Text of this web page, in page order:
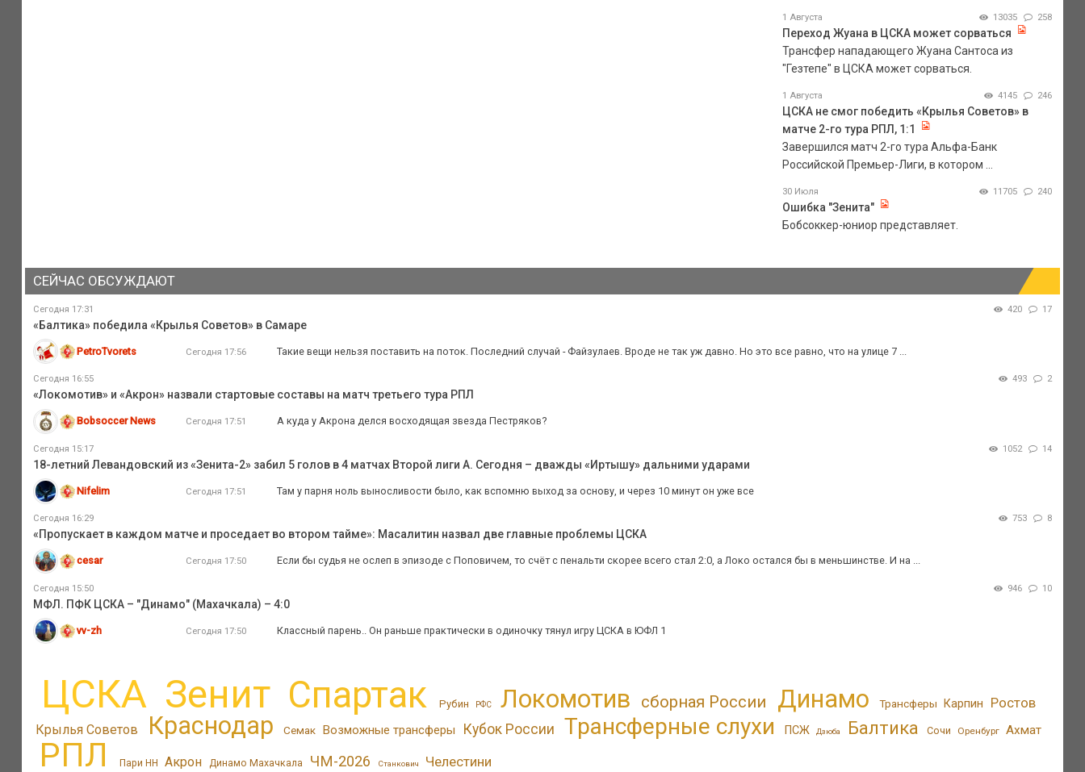
1 Августа 13035 258
Переход Жуана в ЦСКА может сорваться
Трансфер нападающего Жуана Сантоса из
"Гезтепе" в ЦСКА может сорваться.
1 Августа 4145 246
ЦСКА не смог победить «Крылья Советов» в
матче 2-го тура РПЛ, 1:1
Завершился матч 2-го тура Альфа-Банк
Российской Премьер-Лиги, в котором ...
30 Июля 11705 240
Ошибка "Зенита"
Бобсоккер-юниор представляет.
СЕЙЧАС ОБСУЖДАЮТ
Сегодня 17:31 420 17
«Балтика» победила «Крылья Советов» в Самаре
PetroTvorets Сегодня 17:56 Такие вещи нельзя поставить на поток. Последний случай - Файзулаев. Вроде не так уж давно. Но это все равно, что на улице 7 ...
Сегодня 16:55 493 2
«Локомотив» и «Акрон» назвали стартовые составы на матч третьего тура РПЛ
Bobsoccer News Сегодня 17:51 А куда у Акрона делся восходящая звезда Пестряков?
Сегодня 15:17 1052 14
18-летний Левандовский из «Зенита-2» забил 5 голов в 4 матчах Второй лиги А. Сегодня – дважды «Иртышу» дальними ударами
Nifelim Сегодня 17:51 Там у парня ноль выносливости было, как вспомню выход за основу, и через 10 минут он уже все
Сегодня 16:29 753 8
«Пропускает в каждом матче и проседает во втором тайме»: Масалитин назвал две главные проблемы ЦСКА
cesar Сегодня 17:50 Если бы судья не ослеп в эпизоде с Поповичем, то счёт с пенальти скорее всего стал 2:0, а Локо остался бы в меньшинстве. И на ...
Сегодня 15:50 946 10
МФЛ. ПФК ЦСКА – "Динамо" (Махачкала) – 4:0
vv-zh Сегодня 17:50 Классный парень.. Он раньше практически в одиночку тянул игру ЦСКА в ЮФЛ 1
ЦСКА Зенит Спартак Рубин РФС Локомотив сборная России Динамо Трансферы Карпин Ростов
Крылья Советов Краснодар Семак Возможные трансферы Кубок России Трансферные слухи ПСЖ Дзюба Балтика Сочи Оренбург Ахмат
РПЛ Пари НН Акрон Динамо Махачкала ЧМ-2026 Станкович Челестини